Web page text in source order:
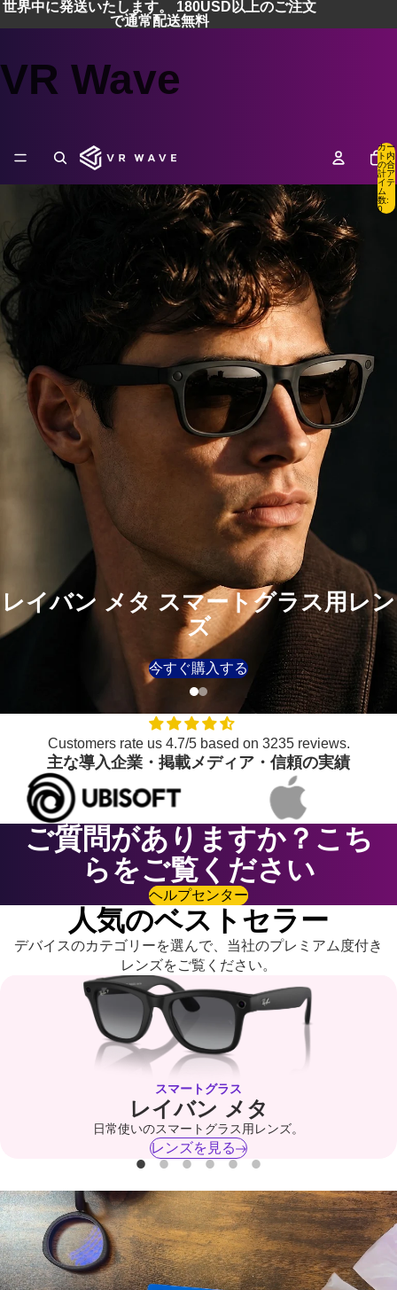
世界中に発送いたします。 180USD以上のご注文
で通常配送無料
VR Wave
カー
ト内
の合
計ア
イテ
ム
数:
0
レイバン メタ スマートグラス用レン
ズ
今すぐ購入する
Customers rate us 4.7/5 based on 3235 reviews.
主な導入企業・掲載メディア・信頼の実績
ご質問がありますか？こち
らをご覧ください
ヘルプセンター
人気のベストセラー
デバイスのカテゴリーを選んで、当社のプレミアム度付き
レンズをご覧ください。
スマートグラス
レイバン メタ
日常使いのスマートグラス用レンズ。
レンズを見る